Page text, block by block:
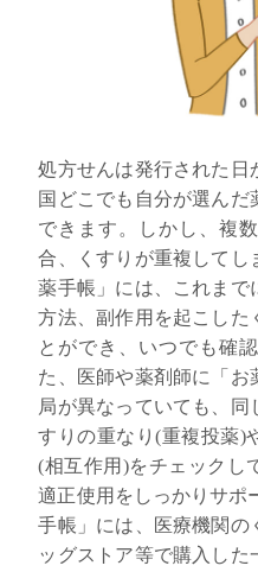
処方せんは発行された日
国どこでも自分が選ん
できます。しかし、複
合、くすりが重複してし
薬手帳」には、これまで
方法、副作用を起こした
とができ、いつでも確
た、医師や薬剤師に「お
局が異なっていても、同
すりの重なり(重複投薬)
(相互作用)をチェックし
適正使用をしっかりサポ
手帳」には、医療機関の
ッグストア等で購入した